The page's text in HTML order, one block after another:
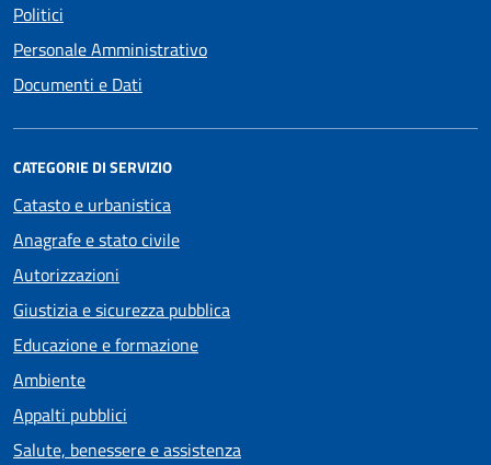
Politici
Personale Amministrativo
Documenti e Dati
CATEGORIE DI SERVIZIO
Catasto e urbanistica
Anagrafe e stato civile
Autorizzazioni
Giustizia e sicurezza pubblica
Educazione e formazione
Ambiente
Appalti pubblici
Salute, benessere e assistenza